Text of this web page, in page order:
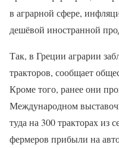
в аграрной сфере,
дешёвой иностранной
Так, в Греции аграрии
тракторов, сообщает
Кроме того, ранее они
Международном
туда на 300 тракторах из
фермеров прибыли на